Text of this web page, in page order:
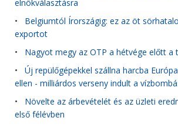
elnökválasztásra
• Belgiumtól Írországig: ez az öt
exportot
• Nagyot megy az OTP a hétvége előtt a
• Új repülőgépekkel szállna harcba
ellen - milliárdos verseny indult a
• Növelte az árbevételét és az üzleti
első félévben